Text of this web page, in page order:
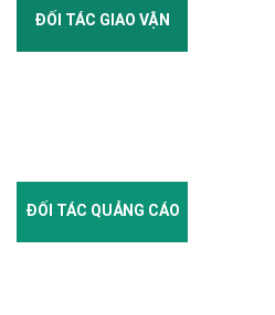
ĐỐI TÁC GIAO VẬN
ĐỐI TÁC QUẢNG CÁO